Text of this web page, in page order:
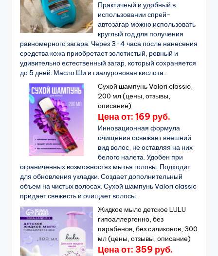
Практичный и удобный в
использовании спрей-
автозагар можно использовать
круглый год для получения
равномерного загара. Через 3-4 часа после нанесения
средства кожа приобретает золотистый, ровный и
удивительно естественный загар, который сохраняется
до 5 дней. Масло Ши и гиалуроновая кислота...
Сухой шампунь Valori classic,
200 мл (цены, отзывы,
описание)
Цена от: 169 руб.
Инновационная формула
очищения освежает внешний
вид волос, не оставляя на них
белого налета. Удобен при
ограниченных возможностях мытья головы. Подходит
для обновления укладки. Создает дополнительный
объем на чистых волосах. Сухой шампунь Valori classic
придает свежесть и очищает волосы.
Жидкое мыло детское LULU
гипоаллергенно, без
парабенов, без силиконов, 300
мл (цены, отзывы, описание)
Цена от: 359 руб.